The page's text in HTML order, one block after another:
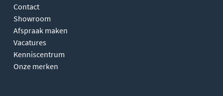
Contact
Showroom
Afspraak maken
Vacatures
Kenniscentrum
Onze merken